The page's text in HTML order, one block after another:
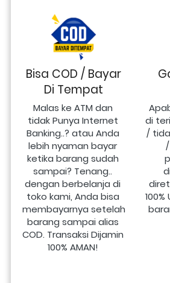
Bisa COD / Bayar
Di Tempat
Malas ke ATM dan
tidak Punya Internet
Banking..? atau Anda
lebih nyaman bayar
ketika barang sudah
sampai? Tenang..
dengan berbelanja di
toko kami, Anda bisa
membayarnya setelah
barang sampai alias
COD. Transaksi Dijamin
100% AMAN!
di
/